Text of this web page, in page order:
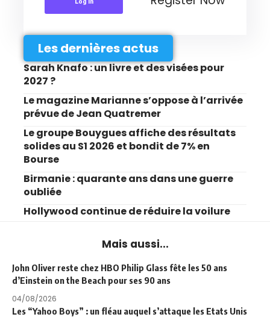
Les dernières actus
Sarah Knafo : un livre et des visées pour
2027 ?
Le magazine Marianne s’oppose à l’arrivée
prévue de Jean Quatremer
Le groupe Bouygues affiche des résultats
solides au S1 2026 et bondit de 7% en
Bourse
Birmanie : quarante ans dans une guerre
oubliée
Hollywood continue de réduire la voilure
Mais aussi...
John Oliver reste chez HBO Philip Glass fête les 50 ans
d’Einstein on the Beach pour ses 90 ans
04/08/2026
Les “Yahoo Boys” : un fléau auquel s’attaque les Etats Unis